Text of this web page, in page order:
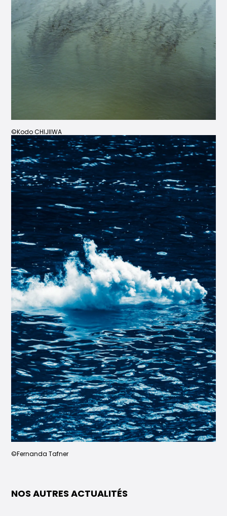
©Kodo CHIJIIWA
©Fernanda Tafner
NOS AUTRES ACTUALITÉS